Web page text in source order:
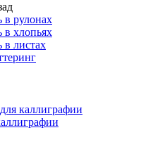
в рулонах
в хлопьях
в листах
каллиграфии